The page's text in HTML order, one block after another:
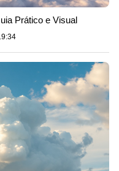
Prático e Visual